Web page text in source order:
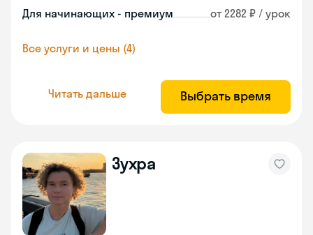
Для начинающих - премиум от 2282 ₽ / урок
Все услуги и цены (4)
Читать дальше Выбрать время
Зухра